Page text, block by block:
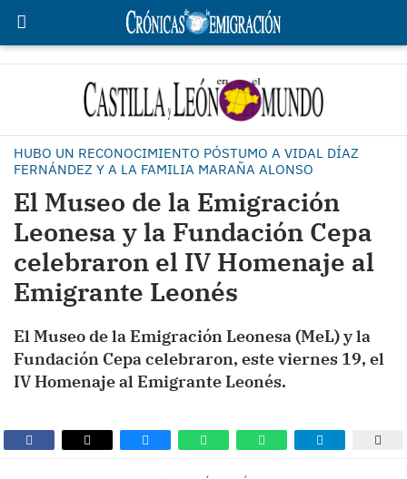
HUBO UN RECONOCIMIENTO PÓSTUMO A VIDAL DÍAZ
FERNÁNDEZ Y A LA FAMILIA MARAÑA ALONSO
El Museo de la Emigración
Leonesa y la Fundación Cepa
celebraron el IV Homenaje al
Emigrante Leonés
El Museo de la Emigración Leonesa (MeL) y la
Fundación Cepa celebraron, este viernes 19, el
IV Homenaje al Emigrante Leonés.